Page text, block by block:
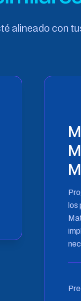
alineado con
los